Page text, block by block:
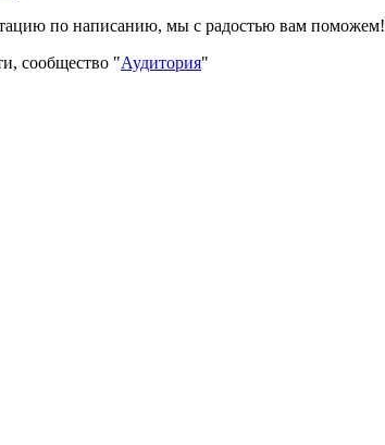
по написанию, мы с радостью вам поможем!
сообщество "Аудитория"